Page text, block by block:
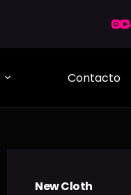
Contacto
New Cloth